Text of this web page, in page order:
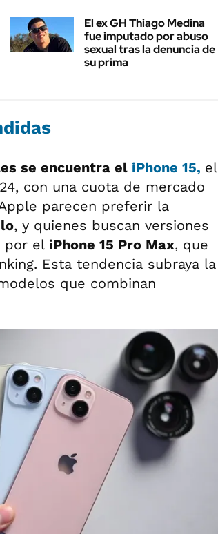
El ex GH Thiago Medina
fue imputado por abuso
sexual tras la denuncia de
su prima
se encuentra el iPhone 15, el
con una cuota de mercado
parecen preferir la
, y quienes buscan versiones
por el iPhone 15 Pro Max, que
Esta tendencia subraya la
que combinan